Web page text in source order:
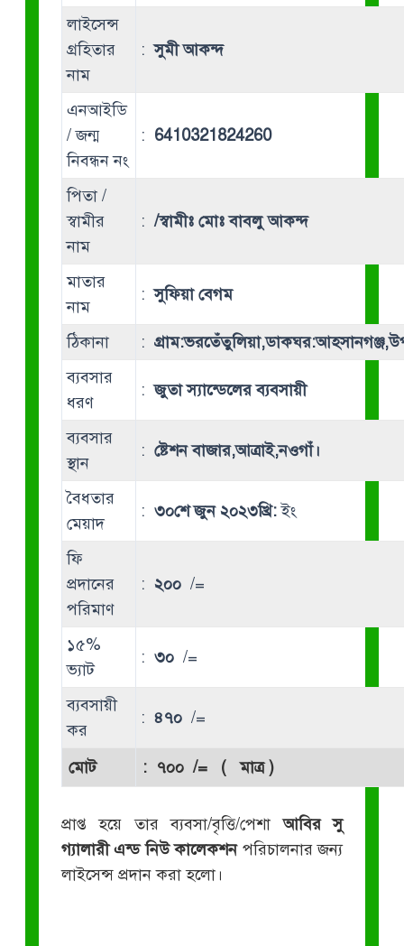
লাইসেন্স
গ্রহিতার
নাম
:সুমী আকন্দ
এনআইডি
/ জন্ম
নিবন্ধন নং
: 6410321824260
পিতা /
স্বামীর
নাম
: /স্বামীঃ মোঃ বাবলু আকন্দ
মাতার
নাম
:সুফিয়া বেগম
ঠিকানা :
ব্যবসার
ধরণ
:জুতা স্যান্ডেলের ব্যবসায়ী
ব্যবসার
স্থান
: ষ্টেশন বাজার,আত্রাই,নওগাঁ।
বৈধতার
মেয়াদ
: ৩০শে জুন ২০২৩খ্রি:ইং
ফি
প্রদানের
পরিমাণ
: ২০০/=
১৫%
ভ্যাট
: ৩০/=
ব্যবসায়ী
কর
: ৪৭০/=
মোট : ৭০০/= ( মাত্র )
প্রাপ্ত হয়ে তার ব্যবসা/বৃত্তি/পেশাআবির সু
গ্যালারী এন্ড নিউ কালেকশন পরিচালনার জন্য
লাইসেন্স প্রদান করা হলো।